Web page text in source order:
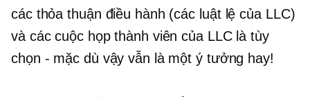
các thỏa thuận điều hành (các luật lệ của LLC)
và các cuộc họp thành viên của LLC là tùy
chọn - mặc dù vậy vẫn là một ý tưởng hay!